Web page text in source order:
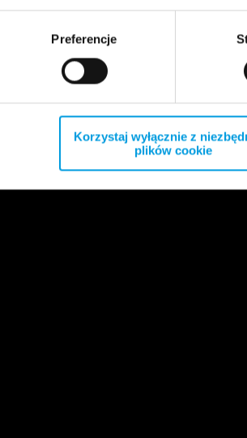
Preferencje
Korzystaj wyłącznie z
plików cookie